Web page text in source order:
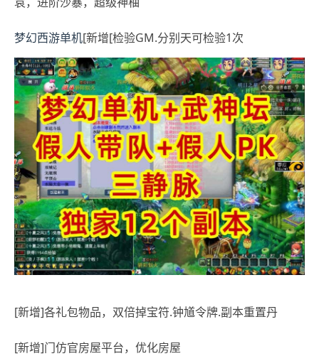
梦幻西游单机[新增[检验GM.分别天可检验1次
[新增]各礼包物品，双倍掉宝符.钟馗令牌.副本重置丹
[新增]门仿官房屋平台，优化房屋